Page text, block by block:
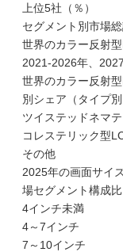
上位5社（％）
セグメント別市場総
世界のカラー反射
2021-2026年、
世界のカラー反射
別シェア（タイプ
ツイステッドネマ
コレステリック型
その他
2025年の画面サイ
場セグメント構成比
4インチ未満
4～7インチ
7～10インチ